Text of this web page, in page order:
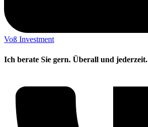
Voß Investment
Ich berate Sie gern. Überall und jederzeit.